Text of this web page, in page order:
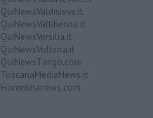
QuiNewsValdisieve.it
QuiNewsValtiberina.it
QuiNewsVersilia.it
QuiNewsVolterra.it
QuiNewsTango.com
ToscanaMediaNews.it
Fiorentinanews.com